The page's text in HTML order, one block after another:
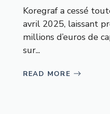
Koregraf a cessé
avril 2025, laissant
millions d’euros de
sur...
READ MORE